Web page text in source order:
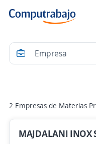
2 Empresas de Materias
MAJDALANI INOX